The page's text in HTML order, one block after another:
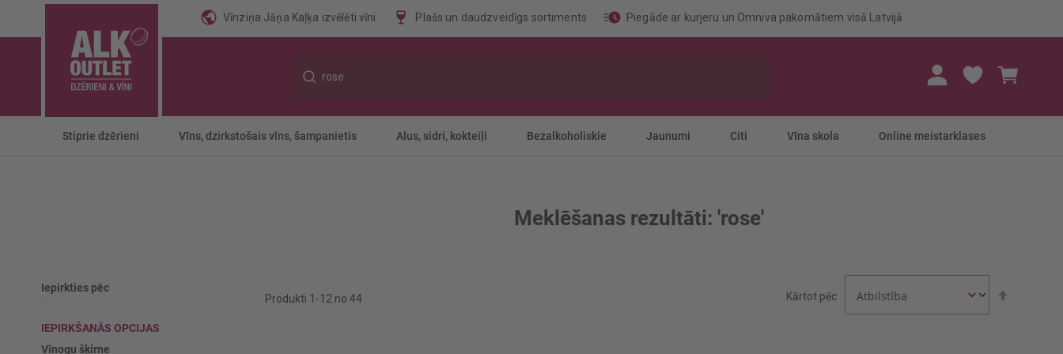
Vīnziņa Jāņa Kaļķa izvēlēti vīni Plašs un daudzveidīgs sortiments Piegāde ar kurjeru un Omniva pakomātiem visā Latvijā
Stiprie dzērieni Vīns, dzirkstošais vīns, šampanietis Alus, sidri, kokteiļi Bezalkoholiskie Jaunumi Citi Vīna skola Online meistarklases
Meklēšanas rezultāti: 'rose'
Produkti 1 -12 no 44 Kārtot pēc
Iepirkties pēc
IEPIRKŠANĀS OPCIJAS
Vīnogu šķirne